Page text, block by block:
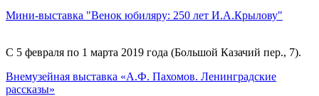
Мини-выставка "Венок юбиляру: 250 лет И.А.Крылову"
С 5 февраля по 1 марта 2019 года (Большой Казачий пер., 7).
Внемузейная выставка «А.Ф. Пахомов. Ленинградские
рассказы»